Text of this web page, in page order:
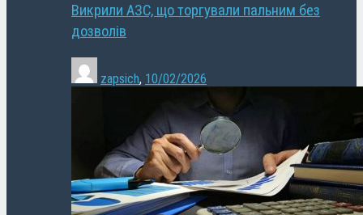
Викрили АЗС, що торгували пальним без
дозволів
zapsich, 10/02/2026